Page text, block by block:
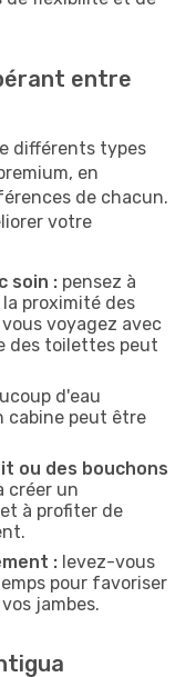
entre
différents types
en
de chacun.
votre
soin : pensez à
proximité des
voyagez avec
des toilettes peut
d'eau
cabine peut être
ou des bouchons
créer un
à profiter de
: levez-vous
pour favoriser
jambes.